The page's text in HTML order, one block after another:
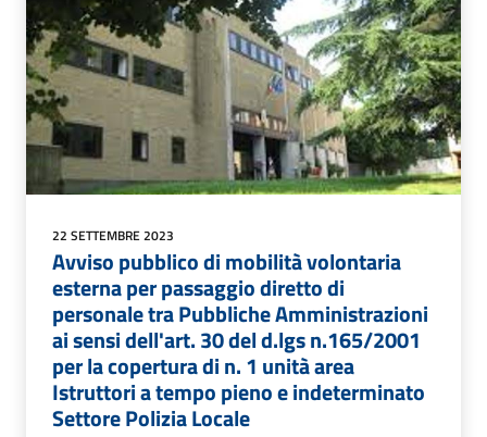
22 SETTEMBRE 2023
Avviso pubblico di mobilità volontaria
esterna per passaggio diretto di
personale tra Pubbliche Amministrazioni
ai sensi dell'art. 30 del d.lgs n.165/2001
per la copertura di n. 1 unità area
Istruttori a tempo pieno e indeterminato
Settore Polizia Locale